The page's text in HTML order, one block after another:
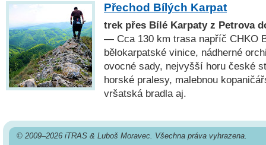
Přechod Bílých Karpat
trek přes Bílé Karpaty z Petrova
— Cca 130 km trasa napříč CHKO
bělokarpatské vinice, nádherné
ovocné sady, nejvyšší horu české
horské pralesy, malebnou
vršatská bradla aj.
© 2009–2026 iTRAS & Luboš Moravec. Všechna práva vyhrazena.